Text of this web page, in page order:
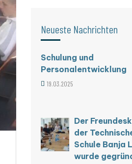
Neueste Nachrichten
Schulung und
Personalentwicklung
19.03.2025
Der
der
Schule Banja
wurde